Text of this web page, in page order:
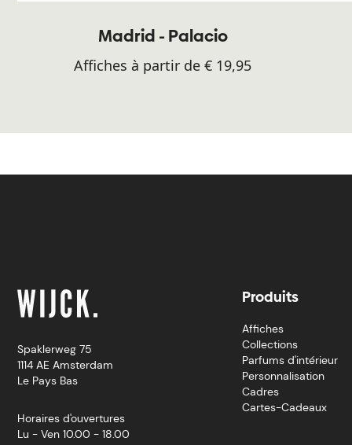
Madrid - Palacio
Affiches à partir de € 19,95
Spaklerweg 75
1114 AE Amsterdam
Le Pays Bas
Horaires d'ouvertures
Lu - Ven 10.00 - 18.00
Produits
Affiches
Collections
Parfums d'intérieur
Personnalisation
Cadres
Cartes-Cadeaux